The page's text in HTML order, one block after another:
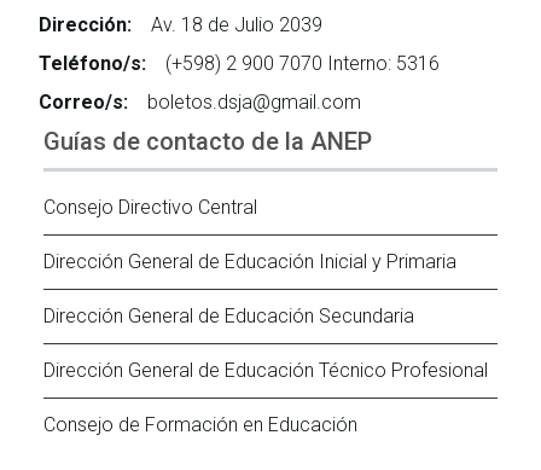
Dirección:
Av. 18 de Julio 2039
Teléfono/s:
(+598) 2 900 7070 Interno: 5316
Correo/s:
boletos.dsja@gmail.com
Guías de contacto de la ANEP
Consejo Directivo Central
Dirección General de Educación Inicial y Primaria
Dirección General de Educación Secundaria
Dirección General de Educación Técnico Profesional
Consejo de Formación en Educación